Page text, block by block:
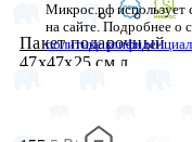
Пакет подарочный
47х47х25 см л...
Микрос.рф использует
на сайте. Подробнее о
политике